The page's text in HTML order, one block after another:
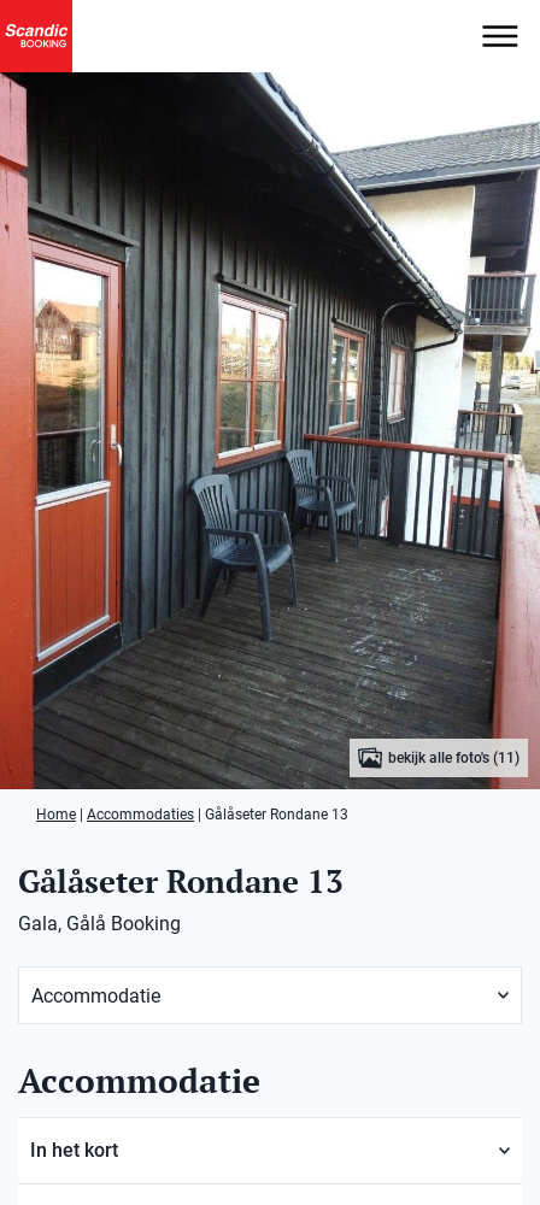
bekijk alle foto's (11)
Home Accommodaties Gålåseter Rondane 13
Gålåseter Rondane 13
Gala, Gålå Booking
Accommodatie
In het kort